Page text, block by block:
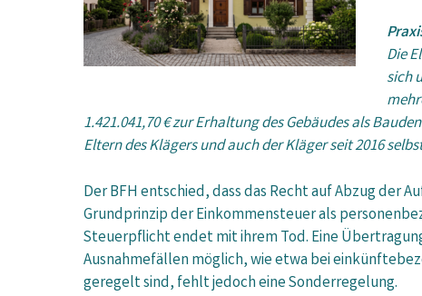
Die
sich
1.421.041,70 € zur Erhaltung des Gebäudes als
Eltern des Klägers und auch der Kläger seit 2016
Der BFH entschied, dass das Recht auf Abzug der
Grundprinzip der Einkommensteuer als
Steuerpflicht endet mit ihrem Tod. Eine
Ausnahmefällen möglich, wie etwa bei
geregelt sind, fehlt jedoch eine Sonderregelung.